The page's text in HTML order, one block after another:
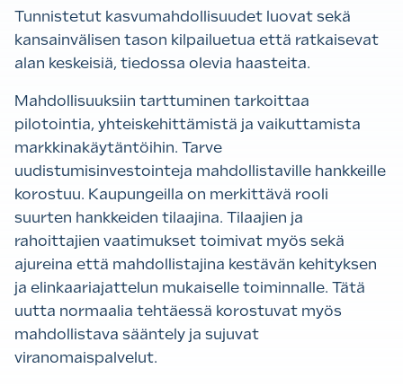
Tunnistetut kasvumahdollisuudet luovat sekä
kansainvälisen tason kilpailuetua että ratkaisevat
alan keskeisiä, tiedossa olevia haasteita.
Mahdollisuuksiin tarttuminen tarkoittaa
pilotointia, yhteiskehittämistä ja vaikuttamista
markkinakäytäntöihin. Tarve
uudistumisinvestointeja mahdollistaville hankkeille
korostuu. Kaupungeilla on merkittävä rooli
suurten hankkeiden tilaajina. Tilaajien ja
rahoittajien vaatimukset toimivat myös sekä
ajureina että mahdollistajina kestävän kehityksen
ja elinkaariajattelun mukaiselle toiminnalle. Tätä
uutta normaalia tehtäessä korostuvat myös
mahdollistava sääntely ja sujuvat
viranomaispalvelut.